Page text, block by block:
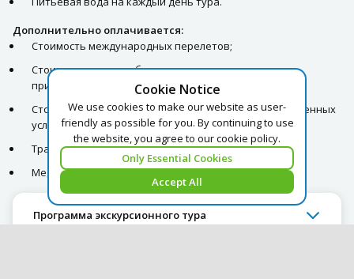
Дополнительно оплачивается:
Стоимость международных перелетов;
Стоимость входных билетов на памятники и музеи –
прим.75 USD/чел./за тур;
Стоимость питания, кроме перечисленного во включенных
услугах (обеды и ужины);
Трансфер аэропорт – гостиница - аэропорт;
Медицинские издержки и страховка.
Программа экскурсионного тура
Cookie Notice
We use cookies to make our website as user-
friendly as possible for you. By continuing to use
the website, you agree to our cookie policy.
Only Essential Cookies
Accept All